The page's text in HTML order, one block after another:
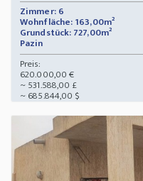
Zimmer: 6
Wohnfläche: 163,00m²
Grundstück: 727,00m²
Pazin
Preis:
620.000,00 €
~ 531.588,00 £
~ 685.844,00 $